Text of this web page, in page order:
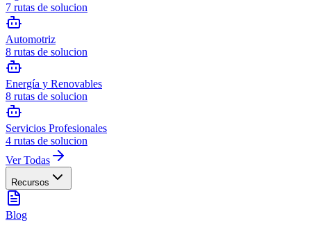
7 rutas de solucion
Automotriz
8 rutas de solucion
Energía y Renovables
8 rutas de solucion
Servicios Profesionales
4 rutas de solucion
Ver Todas
Recursos
Blog